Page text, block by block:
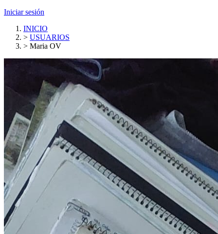
Iniciar sesión
INICIO
> USUARIOS
> Maria OV